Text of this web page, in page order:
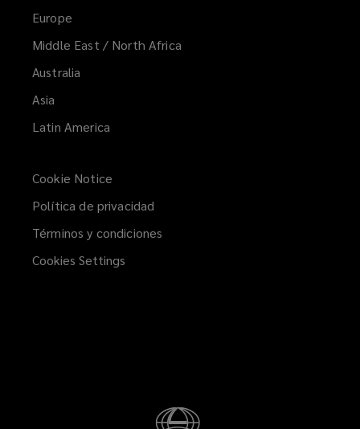
Europe
Middle East / North Africa
Australia
Asia
Latin America
Cookie Notice
Política de privacidad
Términos y condiciones
Cookies Settings